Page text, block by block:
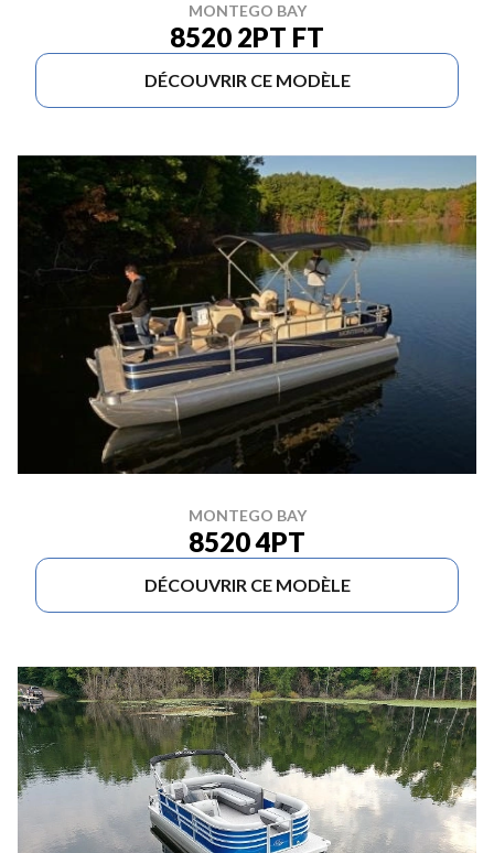
MONTEGO BAY
8520 2PT FT
DÉCOUVRIR CE MODÈLE
MONTEGO BAY
8520 4PT
DÉCOUVRIR CE MODÈLE